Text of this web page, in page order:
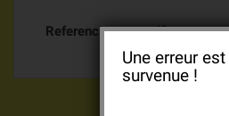
Referencias específicas
Une erreur est
survenue !